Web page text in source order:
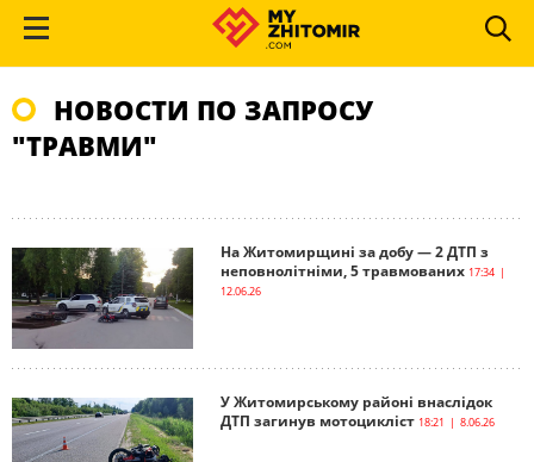
НОВОСТИ ПО ЗАПРОСУ
"ТРАВМИ"
На Житомирщині за добу — 2 ДТП з
неповнолітніми, 5 травмованих 17:34 |
12.06.26
У Житомирському районі внаслідок
ДТП загинув мотоцикліст 18:21 | 8.06.26